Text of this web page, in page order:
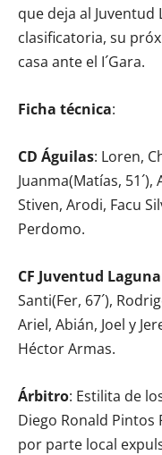
que deja al
clasificatoria, su
casa ante el I´Gara.
Ficha técnica:
CD Águilas: Loren,
Juanma(Matías,
Stiven, Arodi, Facu
Perdomo.
CF Juventud Laguna
Santi(Fer, 67´),
Ariel, Abián, Joel y
Héctor Armas.
Árbitro: Estilita de
Diego Ronald Pintos
por parte local